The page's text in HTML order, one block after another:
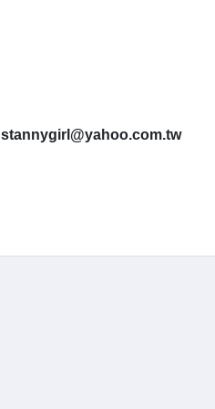
stannygirl@yahoo.com.tw